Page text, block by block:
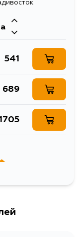
Двигатель
MR20DE, R9M,
K9K, HR16DE,
H5FT, QR25DE,
541
689
666